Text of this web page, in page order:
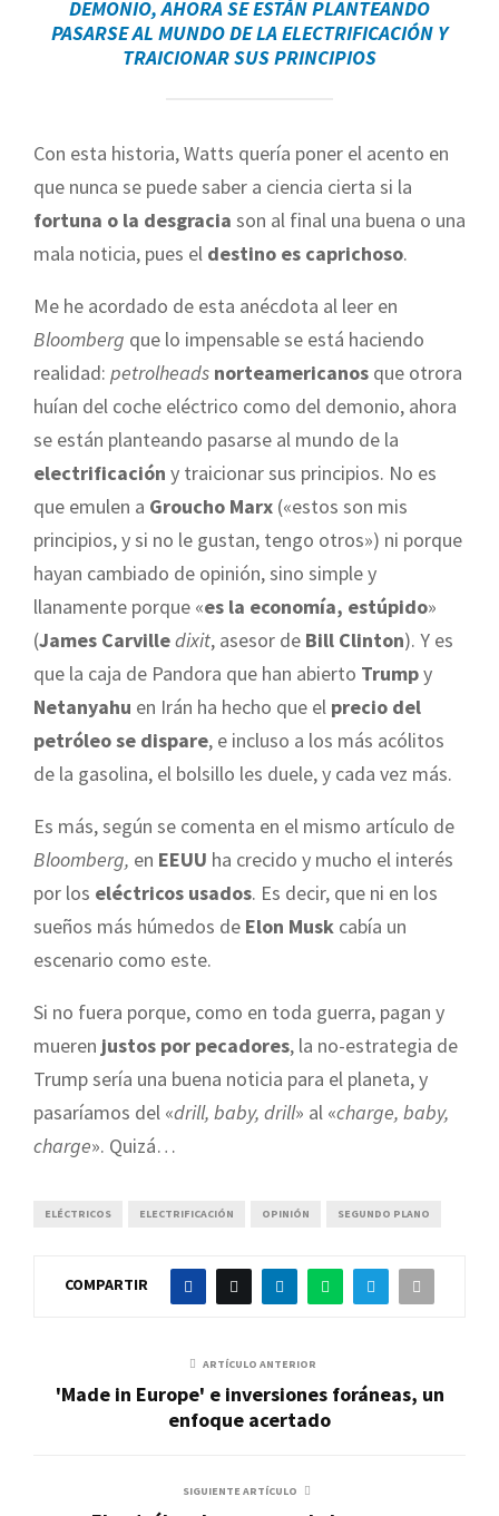
DEMONIO, AHORA SE ESTÁN PLANTEANDO
PASARSE AL MUNDO DE LA ELECTRIFICACIÓN Y
TRAICIONAR SUS PRINCIPIOS
Con esta historia, Watts quería poner el acento en
que nunca se puede saber a ciencia cierta si la
fortuna o la desgracia son al final una buena o una
mala noticia, pues el destino es caprichoso.
Me he acordado de esta anécdota al leer en
Bloomberg que lo impensable se está haciendo
realidad: petrolheads norteamericanos que otrora
huían del coche eléctrico como del demonio, ahora
se están planteando pasarse al mundo de la
electrificación y traicionar sus principios. No es
que emulen a Groucho Marx («estos son mis
principios, y si no le gustan, tengo otros») ni porque
hayan cambiado de opinión, sino simple y
llanamente porque «es la economía, estúpido»
(James Carvilledixit, asesor de Bill Clinton). Y es
que la caja de Pandora que han abierto Trumpy
Netanyahu en Irán ha hecho que el precio del
petróleo se dispare, e incluso a los más acólitos
de la gasolina, el bolsillo les duele, y cada vez más.
Es más, según se comenta en el mismo artículo de
Bloomberg, en EEUU ha crecido y mucho el interés
por los eléctricos usados. Es decir, que ni en los
sueños más húmedos de Elon Musk cabía un
escenario como este.
Si no fuera porque, como en toda guerra, pagan y
mueren justos por pecadores, la no-estrategia de
Trump sería una buena noticia para el planeta, y
pasaríamos del «drill, baby, drill» al «charge, baby,
charge». Quizá…
ELÉCTRICOS ELECTRIFICACIÓN OPINIÓN SEGUNDO PLANO
COMPARTIR
ARTÍCULO ANTERIOR
'Made in Europe' e inversiones foráneas, un
enfoque acertado
SIGUIENTE ARTÍCULO